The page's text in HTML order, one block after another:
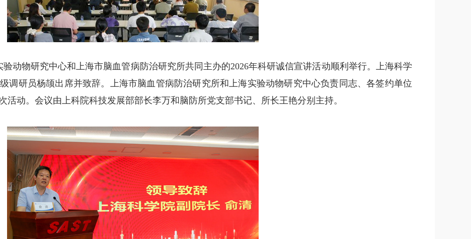
动物研究中心和上海市脑血管病防治研究所共同主办的2026年科研诚信宣讲活动顺利举行。上海科学
调研员杨颉出席并致辞。上海市脑血管病防治研究所和上海实验动物研究中心负责同志、各签约单位
活动。会议由上科院科技发展部部长李万和脑防所党支部书记、所长王艳分别主持。